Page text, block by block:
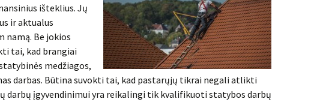
išteklius. Jų
ir aktualus
namą. Be jokios
tai, kad brangiai
medžiagos,
darbas. Būtina suvokti tai, kad pastarųjų tikrai negali atlikti
darbų įgyvendinimui yra reikalingi tik kvalifikuoti statybos darbų